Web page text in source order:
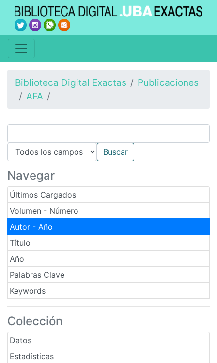
Biblioteca Digital Exactas
Publicaciones
AFA
Navegar
Últimos Cargados
Volumen - Número
Autor - Año
Título
Año
Palabras Clave
Keywords
Colección
Datos
Estadísticas